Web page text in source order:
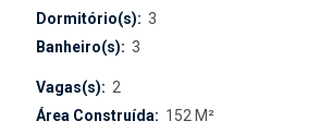
Dormitório(s): 3
Banheiro(s): 3
Vagas(s): 2
Área Construída: 152 M²